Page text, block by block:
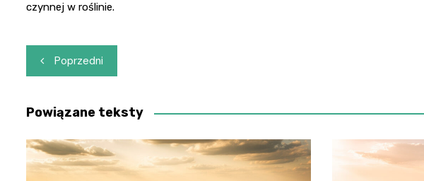
czynnej w roślinie.
Nawigacja
wpisu
Poprzedni
Powiązane teksty